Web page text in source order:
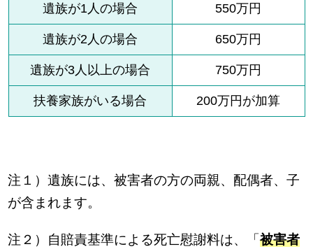
遺族が1人の場合 550万円
遺族が2人の場合 650万円
遺族が3人以上の場合 750万円
扶養家族がいる場合 200万円が加算
注１）遺族には、被害者の方の両親、配偶者、子
が含まれます。
注２）自賠責基準による死亡慰謝料は、「被害者